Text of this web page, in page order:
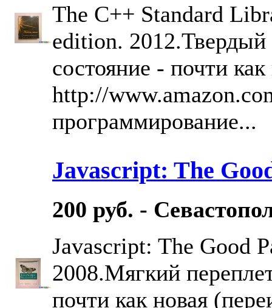
The C++ Standard
edition. 2012.Твердый
состояние - почти
http://
программирование...
Javascript: The
200 руб. -
Javascript: The Good
2008.Мягкий
почти как новая